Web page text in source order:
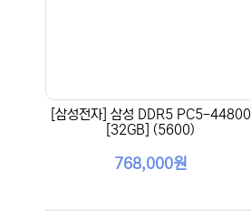
[삼성전자] 삼성 DDR5 PC5-44800
[32GB] (5600)
768,000원